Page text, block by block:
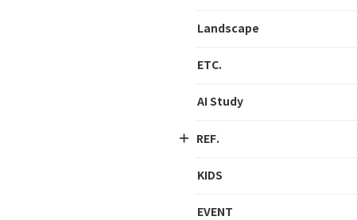
Landscape
ETC.
AI Study
REF.
KIDS
EVENT